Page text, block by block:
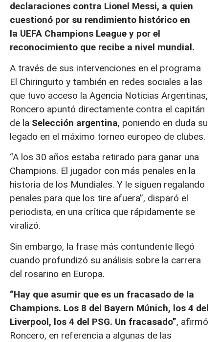
declaraciones contra Lionel Messi, a quien
cuestionó por su rendimiento histórico en
la UEFA Champions League y por el
reconocimiento que recibe a nivel mundial.
A través de sus intervenciones en el programa
El Chiringuito y también en redes sociales a las
que tuvo acceso la Agencia Noticias Argentinas,
Roncero apuntó directamente contra el capitán
de la Selección argentina, poniendo en duda su
legado en el máximo torneo europeo de clubes.
“A los 30 años estaba retirado para ganar una
Champions. El jugador con más penales en la
historia de los Mundiales. Y le siguen regalando
penales para que los tire afuera”, disparó el
periodista, en una crítica que rápidamente se
viralizó.
Sin embargo, la frase más contundente llegó
cuando profundizó su análisis sobre la carrera
del rosarino en Europa.
“Hay que asumir que es un fracasado de la
Champions. Los 8 del Bayern Múnich, los 4 del
Liverpool, los 4 del PSG. Un fracasado”, afirmó
Roncero, en referencia a algunas de las